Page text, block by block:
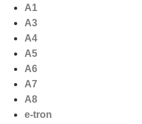
naar
inhoud
A1
A3
A4
A5
A6
A7
A8
e-tron